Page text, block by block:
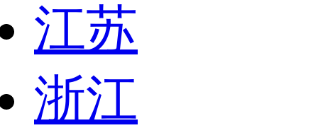
江苏
浙江